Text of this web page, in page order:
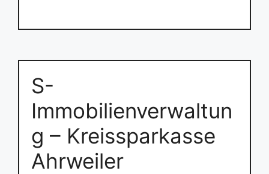
S-
Immobilienverwaltun
g – Kreissparkasse
Ahrweiler